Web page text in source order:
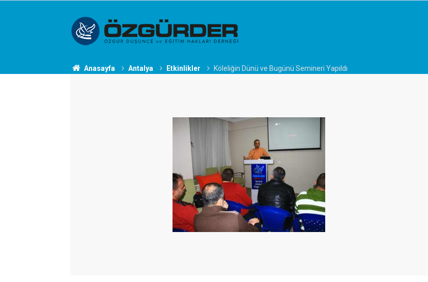
Anasayfa Antalya Etkinlikler Köleliğin Dünü ve Bugünü Semineri Yapıldı